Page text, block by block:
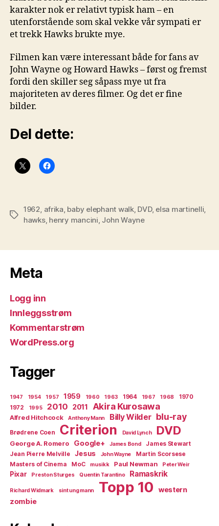
karakter nok er relativt typisk ham – en
utenforstående som skal vekke vår sympati er
et trekk Hawks brukte mye.
Filmen kan være interessant både for fans av
John Wayne og Howard Hawks – først og fremst
fordi den skiller seg såpass mye ut fra
majoriteten av deres filmer. Og det er fine
bilder.
Del dette:
Stikkord
1962 afrika baby elephant walk, DVD, elsa martinelli
hawks, henry mancini John Wayne
Meta
Logg inn
Innleggsstrøm
Kommentarstrøm
WordPress.org
Tagger
1947 1954 1957 1959 1960 1963 1964 1967 1968
1970
1972
1995 2010 2011 Akira Kurosawa
Alfred Hitchcock Anthony Mann Billy Wilder blu-ray
Brødrene Coen Criterion David Lynch DVD
George A. Romero Google+ James Bond
James Stewart
Jean Pierre Melville
Jesus John Wayne
Martin Scorsese
Masters of Cinema
MoC musikk Paul Newman Peter Weir
Pixar Preston Sturges Quentin Tarantino Ramaskrik
Richard Widmark sint ung mann Topp 10
western
zombie